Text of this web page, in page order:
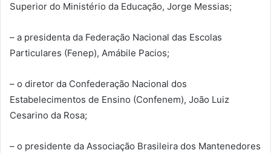
Superior do Ministério da Educação, Jorge Messias;
– a presidenta da Federação Nacional das Escolas
Particulares (Fenep), Amábile Pacios;
– o diretor da Confederação Nacional dos
Estabelecimentos de Ensino (Confenem), João Luiz
Cesarino da Rosa;
– o presidente da Associação Brasileira dos Mantenedores